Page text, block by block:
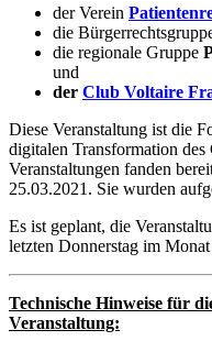
der Verein
die
die regionale Gruppe
und
der Club Voltaire
Diese Veranstaltung ist die
digitalen Transformation des
Veranstaltungen fanden
25.03.2021. Sie wurden
Es ist geplant, die
letzten Donnerstag im
Technische Hinweise für
Veranstaltung: